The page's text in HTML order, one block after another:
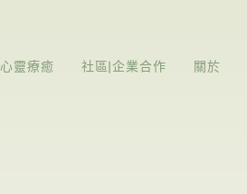
心靈療癒 社區|企業合作 關於